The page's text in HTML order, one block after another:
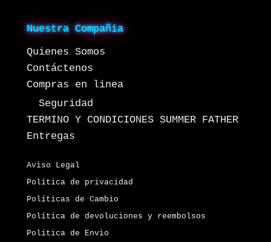
Nuestra Compañia
Quienes Somos
Contáctenos
Compras en linea
Seguridad
TERMINO Y CONDICIONES SUMMER FATHER
Entregas
Aviso Legal
Política de privacidad
Políticas de Cambio
Política de devoluciones y reembolsos
Politica de Envio